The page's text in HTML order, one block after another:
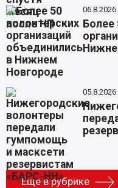
06.8.2026
Более
05.8.2026
Еще в рубрике